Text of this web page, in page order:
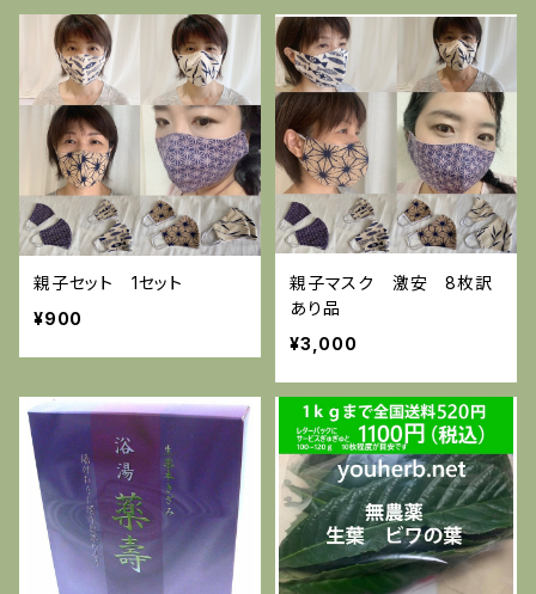
親子セット 1セット
¥900
親子マスク 激安 8枚訳
あり品
¥3,000